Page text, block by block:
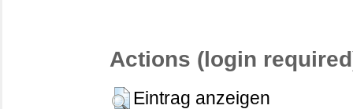
Actions (login
Eintrag anzeigen